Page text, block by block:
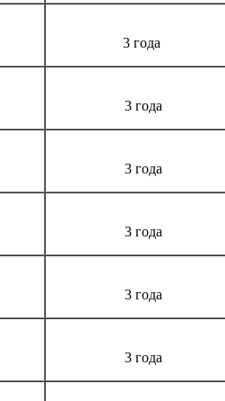
3 года
3 года
3 года
3 года
3 года
3 года